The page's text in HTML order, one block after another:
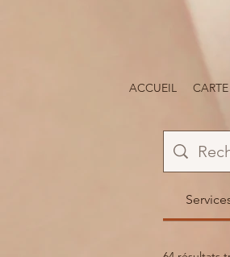
ACCUEIL